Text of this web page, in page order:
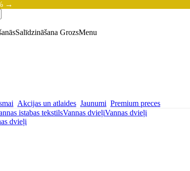
→
Salīdzināšana GrozsMenu
Akcijas un atlaides Jaunumi Premium preces
istabas tekstilsVannas dvieļiVannas dvieļi
dvieļi